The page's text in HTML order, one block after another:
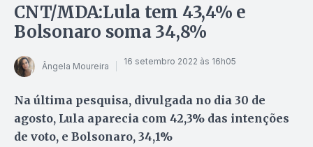
CNT/MDA:Lula tem 43,4% e
Bolsonaro soma 34,8%
Ângela Moureira 16 setembro 2022 às 16h05
Na última pesquisa, divulgada no dia 30 de
agosto, Lula aparecia com 42,3% das intenções
de voto, e Bolsonaro, 34,1%